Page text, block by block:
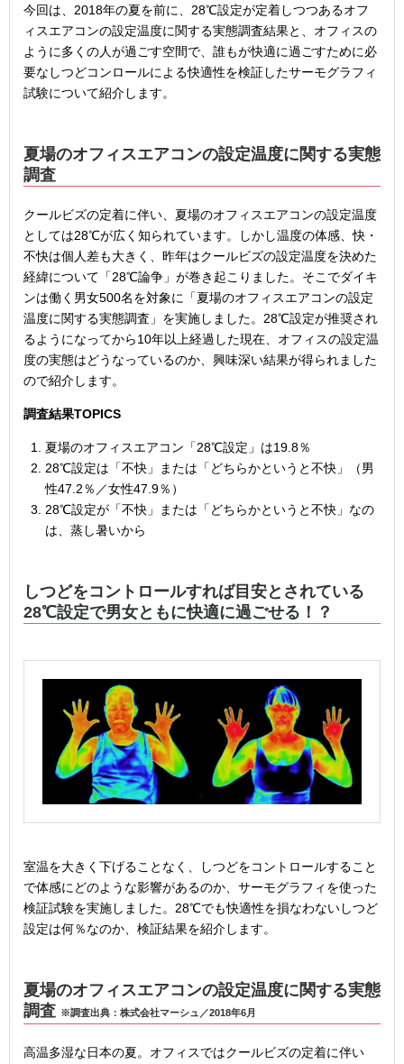
今回は、2018年の夏を前に、28℃設定が定着しつつあるオフ
ィスエアコンの設定温度に関する実態調査結果と、オフィスの
ように多くの人が過ごす空間で、誰もが快適に過ごすために必
要なしつどコンロールによる快適性を検証したサーモグラフィ
試験について紹介します。
夏場のオフィスエアコンの設定温度に関する実態
調査
クールビズの定着に伴い、夏場のオフィスエアコンの設定温度
としては28℃が広く知られています。しかし温度の体感、快・
不快は個人差も大きく、昨年はクールビズの設定温度を決めた
経緯について「28℃論争」が巻き起こりました。そこでダイキ
ンは働く男女500名を対象に「夏場のオフィスエアコンの設定
温度に関する実態調査」を実施しました。28℃設定が推奨され
るようになってから10年以上経過した現在、オフィスの設定温
度の実態はどうなっているのか、興味深い結果が得られました
ので紹介します。
調査結果TOPICS
夏場のオフィスエアコン「28℃設定」は19.8％
28℃設定は「不快」または「どちらかというと不快」（男
性47.2％／女性47.9％）
28℃設定が「不快」または「どちらかというと不快」なの
は、蒸し暑いから
しつどをコントロールすれば目安とされている
28℃設定で男女ともに快適に過ごせる！？
室温を大きく下げることなく、しつどをコントロールすること
で体感にどのような影響があるのか、サーモグラフィを使った
検証試験を実施しました。28℃でも快適性を損なわないしつど
設定は何％なのか、検証結果を紹介します。
夏場のオフィスエアコンの設定温度に関する実態
調査 ※調査出典：株式会社マーシュ／2018年6月
高温多湿な日本の夏。オフィスではクールビズの定着に伴い